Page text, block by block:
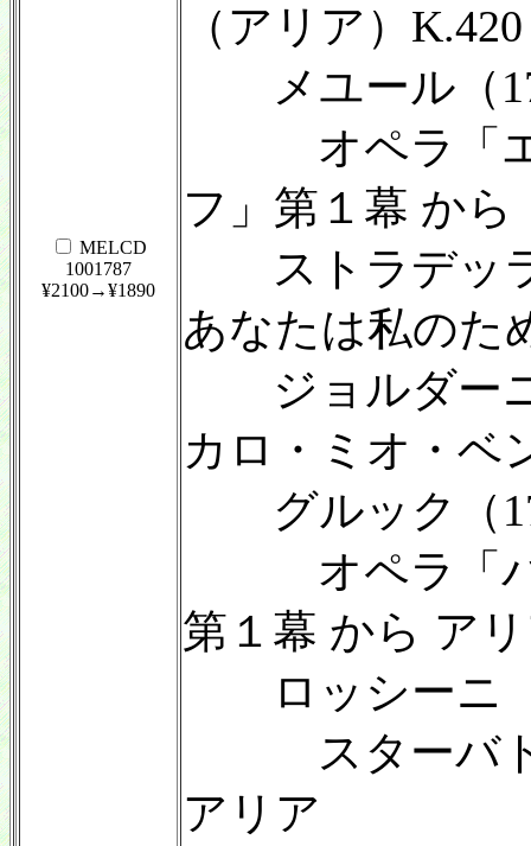
MELCD
1001787
¥2100→¥1890
（アリア）K.420
メユール（
オペラ「エ
フ」第１幕 か
ストラデッラ
あなたは私のた
ジョルダーニ
カロ・ミオ・ベ
グルック（
オペラ「パ
第１幕 から ア
ロッシーニ（
スターバト
アリア